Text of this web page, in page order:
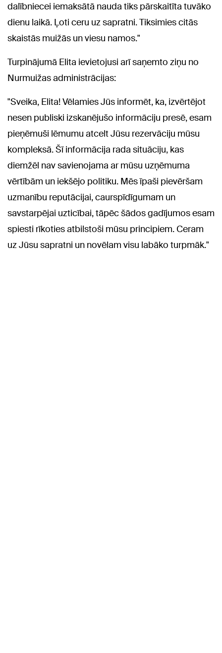
dalībniecei iemaksātā nauda tiks pārskaitīta tuvāko
dienu laikā. Ļoti ceru uz sapratni. Tiksimies citās
skaistās muižās un viesu namos."
Turpinājumā Elita ievietojusi arī saņemto ziņu no
Nurmuižas administrācijas:
"Sveika, Elita! Vēlamies Jūs informēt, ka, izvērtējot
nesen publiski izskanējušo informāciju presē, esam
pieņēmuši lēmumu atcelt Jūsu rezervāciju mūsu
kompleksā. Šī informācija rada situāciju, kas
diemžēl nav savienojama ar mūsu uzņēmuma
vērtībām un iekšējo politiku. Mēs īpaši pievēršam
uzmanību reputācijai, caurspīdīgumam un
savstarpējai uzticībai, tāpēc šādos gadījumos esam
spiesti rīkoties atbilstoši mūsu principiem. Ceram
uz Jūsu sapratni un novēlam visu labāko turpmāk."